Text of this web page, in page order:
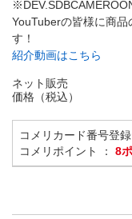
YouTuberの皆様に商
す！
紹介動画はこちら
ネット販売
価格（税込）
コメリカード番号登
コメリポイント ： 8